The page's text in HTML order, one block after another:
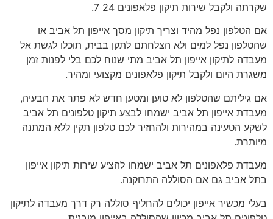
שקרתה ולקבל שירות תיקון פלאפונים 24 7.
אם הטלפון נפל מהיד וצריך תיקון מסך אייפון תל אביב או
שהטלפון נפל למים ולא הצלחתם לתקן בבית, תוכלו לגשת אל
מעבדה לתיקון אייפון תל אביב מתי שנוח לכם בלי לפנות זמן
משגרת היום ולקבל תיקון פלאפונים מקצועי ומהיר.
אם גיליתם שהטלפון לא טוען ומטען חדש לא פתר את הבעיה,
מעבדת אייפון תל אביב ישמחו לבצע תיקון טלפונים תל אביב
לשקע הטעינה במהירות ולהחזיר לכם טלפון תקין ללא המתנה
מיותרת.
מעבדת פלאפונים תל אביב ישמחו להציע שירות תיקון אייפון
בתל אביב גם אם הסוללה התרוקנה.
בעלי מכשיר אייפון יכולים להחליף סוללה רק דרך מעבדה לתיקון